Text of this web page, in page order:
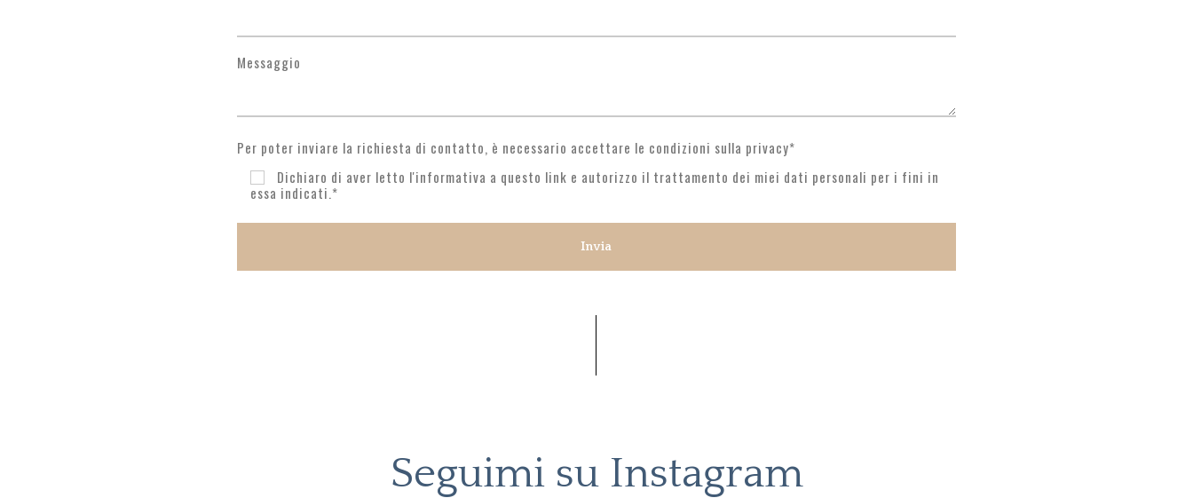
Messaggio
Per poter inviare la richiesta di contatto, è necessario accettare le condizioni sulla privacy*
Dichiaro di aver letto l'informativa a questo link e autorizzo il trattamento dei miei dati personali per i fini in
essa indicati.*
Seguimi su Instagram